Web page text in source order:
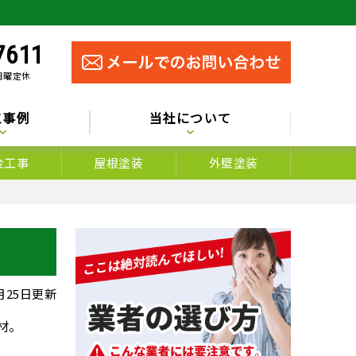
曜定休
例 当社について
工事 屋根塗装 外壁塗装
25日更新